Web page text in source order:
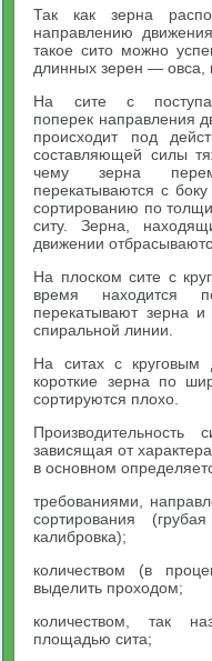
Так как зерна
направлению
такое сито можно
длинных зерен —
На сите с
поперек направления
происходит под
составляющей силы
чему зерна
перекатываются с
сортированию по
ситу. Зерна,
движении
На плоском сите с
время находится
перекатывают зерна
спиральной линии.
На ситах с круговым
короткие зерна по
сортируются плохо.
зависящая от
в основном
требованиями,
сортирования
калибровка);
количеством (в
выделить проходом;
количеством, так
площадью сита;